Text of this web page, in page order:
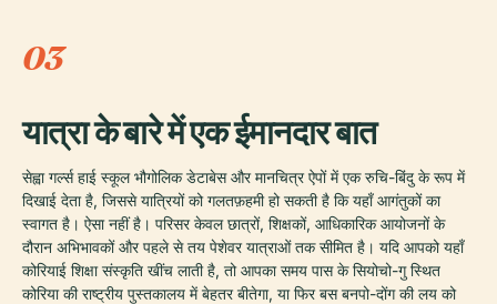
03
यात्रा के बारे में एक ईमानदार बात
सेह्वा गर्ल्स हाई स्कूल भौगोलिक डेटाबेस और मानचित्र ऐपों में एक रुचि-बिंदु के रूप में
दिखाई देता है, जिससे यात्रियों को गलतफ़हमी हो सकती है कि यहाँ आगंतुकों का
स्वागत है। ऐसा नहीं है। परिसर केवल छात्रों, शिक्षकों, आधिकारिक आयोजनों के
दौरान अभिभावकों और पहले से तय पेशेवर यात्राओं तक सीमित है। यदि आपको यहाँ
कोरियाई शिक्षा संस्कृति खींच लाती है, तो आपका समय पास के सियोचो-गु स्थित
कोरिया की राष्ट्रीय पुस्तकालय में बेहतर बीतेगा, या फिर बस बनपो-दोंग की लय को